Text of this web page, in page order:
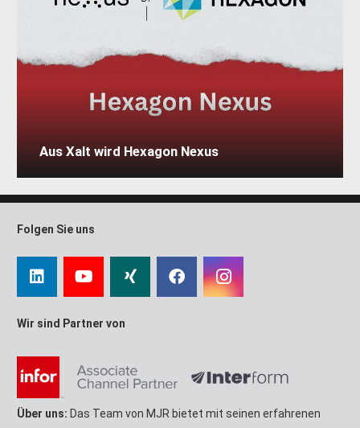
Aus Xalt wird Hexagon Nexus
Wir sind Partner von
Über uns: Das Team von MJR bietet mit seinen erfahrenen
Folgen Sie uns